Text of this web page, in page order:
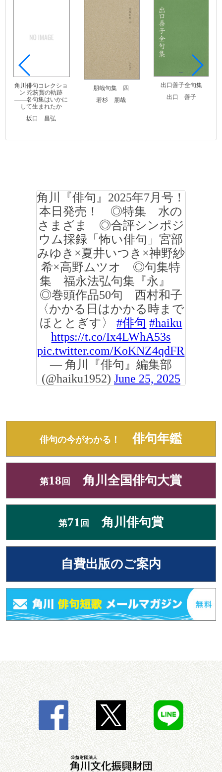
角川俳句コレクショ
ン 蛇笏賞の軌跡
――名句集はいかに
して生まれたか
坂口 昌弘
朋哉句集 四
若杉 朋哉
出口善子全句集
出口 善子
角川『俳句』2025年7月号！
本日発売！ ◎特集 水の
さまざま ◎合評シンポジ
ウム採録「怖い俳句」宮部
みゆき×夏井いつき×神野紗
希×高野ムツオ ◎句集特
集 福永法弘句集『永』
◎巻頭作品50句 西村和子
〈かかる日はかかる時まで
ほととぎす〉#俳句 #haiku
https://t.co/Ix4LWhA53s
pic.twitter.com/KoKNZ4qdFR
— 角川『俳句』編集部
(@haiku1952) June 25, 2025
俳句の今がわかる！ 俳句年鑑
第18 回 角川全国俳句大賞
第71 回 角川俳句賞
自費出版のご案内